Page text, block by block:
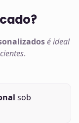
é ideal
.
sob